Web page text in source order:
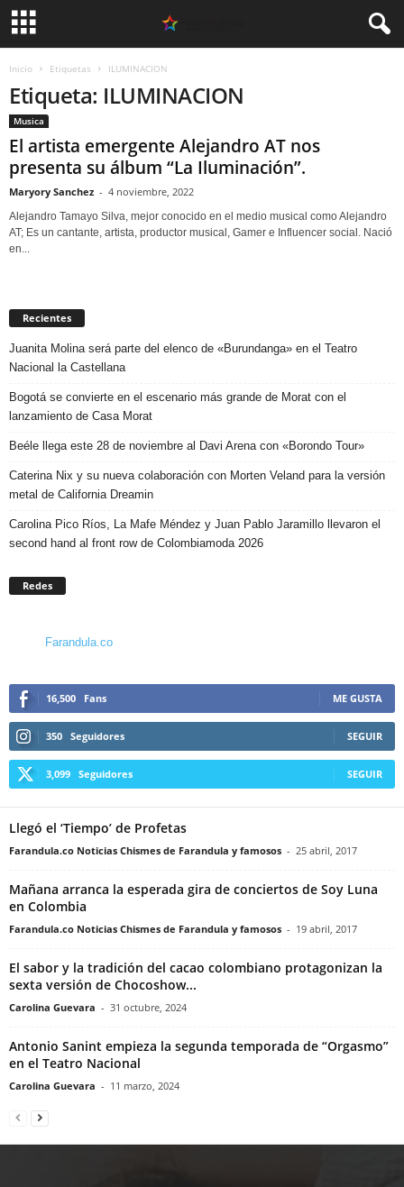
Inicio Etiquetas ILUMINACION
Etiqueta: ILUMINACION
Musica
El artista emergente Alejandro AT nos
presenta su álbum “La Iluminación”.
Maryory Sanchez - 4 noviembre, 2022
Alejandro Tamayo Silva, mejor conocido en el medio musical como Alejandro
AT; Es un cantante, artista, productor musical, Gamer e Influencer social. Nació
en...
Recientes
Juanita Molina será parte del elenco de «Burundanga» en el Teatro
Nacional la Castellana
Bogotá se convierte en el escenario más grande de Morat con el
lanzamiento de Casa Morat
Beéle llega este 28 de noviembre al Davi Arena con «Borondo Tour»
Caterina Nix y su nueva colaboración con Morten Veland para la versión
metal de California Dreamin
Carolina Pico Ríos, La Mafe Méndez y Juan Pablo Jaramillo llevaron el
second hand al front row de Colombiamoda 2026
Redes
Farandula.co
16,500 Fans ME GUSTA
350 Seguidores SEGUIR
3,099 Seguidores SEGUIR
Llegó el ‘Tiempo’ de Profetas
Farandula.co Noticias Chismes de Farandula y famosos - 25 abril, 2017
Mañana arranca la esperada gira de conciertos de Soy Luna
en Colombia
Farandula.co Noticias Chismes de Farandula y famosos - 19 abril, 2017
El sabor y la tradición del cacao colombiano protagonizan la
sexta versión de Chocoshow...
Carolina Guevara - 31 octubre, 2024
Antonio Sanint empieza la segunda temporada de “Orgasmo”
en el Teatro Nacional
Carolina Guevara - 11 marzo, 2024